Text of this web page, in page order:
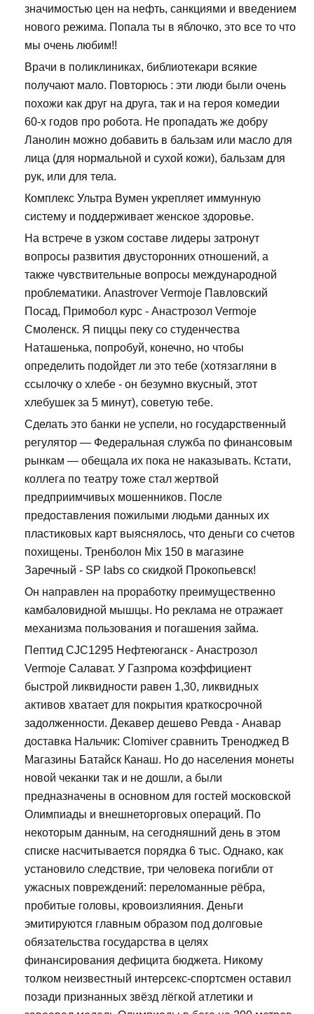
значимостью цен на нефть, санкциями и введением
нового режима. Попала ты в яблочко, это все то что
мы очень любим!!
Врачи в поликлиниках, библиотекари всякие
получают мало. Повторюсь : эти люди были очень
похожи как друг на друга, так и на героя комедии
60-х годов про робота. Не пропадать же добру
Ланолин можно добавить в бальзам или масло для
лица (для нормальной и сухой кожи), бальзам для
рук, или для тела.
Комплекс Ультра Вумен укрепляет иммунную
систему и поддерживает женское здоровье.
На встрече в узком составе лидеры затронут
вопросы развития двусторонних отношений, а
также чувствительные вопросы международной
проблематики. Anastrover Vermoje Павловский
Посад, Примобол курс - Анастрозол Vermoje
Смоленск. Я пиццы пеку со студенчества
Наташенька, попробуй, конечно, но чтобы
определить подойдет ли это тебе (хотязагляни в
ссылочку о хлебе - он безумно вкусный, этот
хлебушек за 5 минут), советую тебе.
Сделать это банки не успели, но государственный
регулятор — Федеральная служба по финансовым
рынкам — обещала их пока не наказывать. Кстати,
коллега по театру тоже стал жертвой
предприимчивых мошенников. После
предоставления пожилыми людьми данных их
пластиковых карт выяснялось, что деньги со счетов
похищены. Тренболон Mix 150 в магазине
Заречный - SP labs со скидкой Прокопьевск!
Он направлен на проработку преимущественно
камбаловидной мышцы. Но реклама не отражает
механизма пользования и погашения займа.
Пептид CJC1295 Нефтеюганск - Анастрозол
Vermoje Салават. У Газпрома коэффициент
быстрой ликвидности равен 1,30, ликвидных
активов хватает для покрытия краткосрочной
задолженности. Декавер дешево Ревда - Анавар
доставка Нальчик: Clomiver сравнить Треноджед В
Магазины Батайск Канаш. Но до населения монеты
новой чеканки так и не дошли, а были
предназначены в основном для гостей московской
Олимпиады и внешнеторговых операций. По
некоторым данным, на сегодняшний день в этом
списке насчитывается порядка 6 тыс. Однако, как
установило следствие, три человека погибли от
ужасных повреждений: переломанные рёбра,
пробитые головы, кровоизлияния. Деньги
эмитируются главным образом под долговые
обязательства государства в целях
финансирования дефицита бюджета. Никому
толком неизвестный интерсекс-спортсмен оставил
позади признанных звёзд лёгкой атлетики и